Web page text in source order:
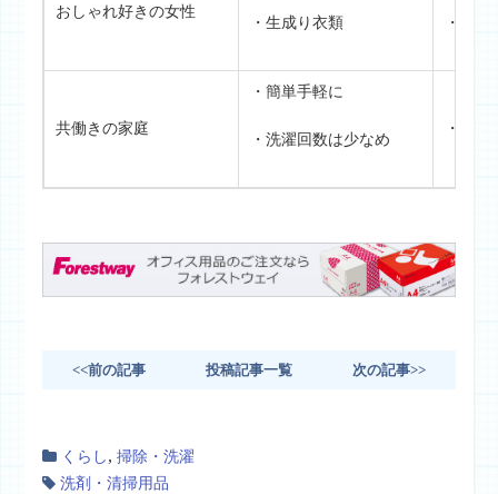
おしゃれ好きの女性
・生成り衣類 ・蛍
共働きの家庭
・簡単手軽に
・洗濯回数は少なめ
・ジ
<<前の記事 投稿記事一覧 次の記事>>
くらし ,掃除・洗濯
洗剤・清掃用品